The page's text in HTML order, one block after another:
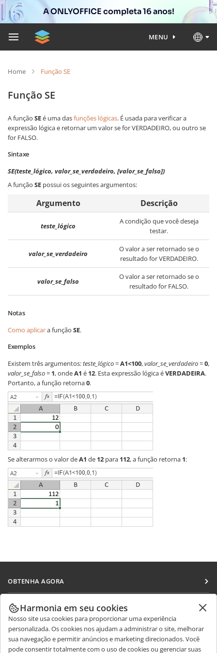
A ONLYOFFICE completa 16 anos!
MENU
Home Função SE
Função SE
A função SEé uma dasfunções lógicas. É usada para verificar a
expressão lógica e retornar um valor se for VERDADEIRO, ou outro se
for FALSO.
Sintaxe
SE(teste_lógico, valor_se_verdadeiro, [valor_se_falso])
A função SE possui os seguintes argumentos:
Argumento Descrição
teste_lógico
A condição que você deseja
testar.
valor_se_verdadeiro
O valor a ser retornado se o
resultado for VERDADEIRO.
valor_se_falso
O valor a ser retornado se o
resultado for FALSO.
Notas
Como aplicara função SE.
Exemplos
Existem três argumentos:teste_lógico=A1<100,valor_se_verdadeiro=0,
valor_se_falso= 1, ondeA1 é 12. Esta expressão lógica éVERDADEIRA.
Portanto, a função retorna0.
Se alterarmos o valor deA1 de 12 para 112, a função retorna 1:
OBTENHA AGORA
Docs
DocSpace
Workspace
Conectores
COLABORAR
Para colaboradores
Para tradutores
RECEBA NOTÍCIAS
Blog
OBTER AJUDA
Harmonia em seu cookies
Nosso site usa cookies para proporcionar uma experiência
personalizada. Os cookies nos ajudam a administrar o site, melhorar
sua navegação e permitir anúncios e marketing direcionados. Você
pode consentir totalmente com o uso de cookies ou gerenciar suas